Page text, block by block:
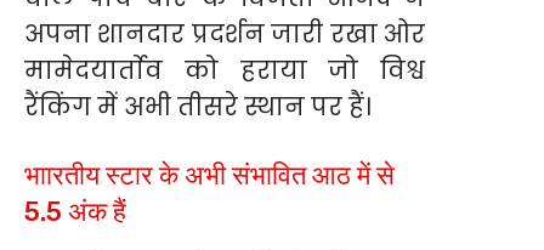
अपना शानदार प्रदर्शन जारी रखा ओर
मामेदयार्ताेव को हराया जो विश्व
रैंकिंग में अभी तीसरे स्थान पर हैं।
भाारतीय स्टार के अभी संभावित आठ में से
5.5 अंक हैं